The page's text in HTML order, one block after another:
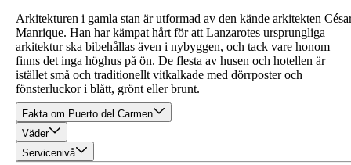
Arkitekturen i gamla stan är utformad av den kände arkitekten
Manrique. Han har kämpat hårt för att Lanzarotes ursprungliga
arkitektur ska bibehållas även i nybyggen, och tack vare honom
finns det inga höghus på ön. De flesta av husen och hotellen är
istället små och traditionellt vitkalkade med dörrposter och
fönsterluckor i blått, grönt eller brunt.
Fakta om Puerto del Carmen
Väder
Servicenivå